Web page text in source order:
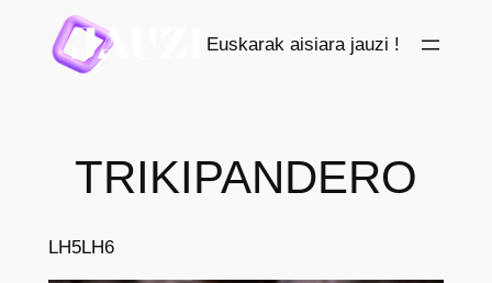
contenido
Euskarak aisiara jauzi !
TRIKIPANDERO
LH5LH6